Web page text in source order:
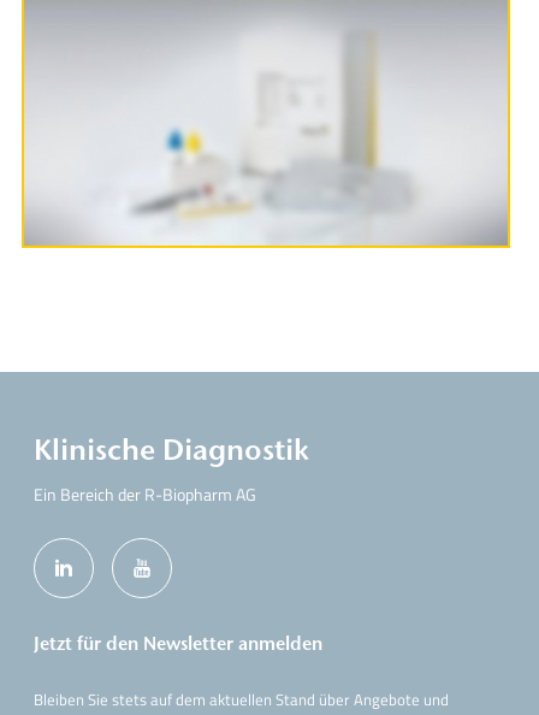
Klinische Diagnostik
Ein Bereich der R-Biopharm AG
Jetzt für den Newsletter anmelden
Bleiben Sie stets auf dem aktuellen Stand über Angebote und